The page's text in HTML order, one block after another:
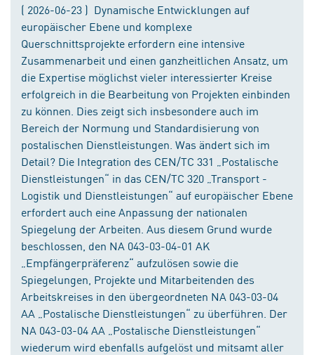
( 2026-06-23 ) Dynamische Entwicklungen auf
europäischer Ebene und komplexe
Querschnittsprojekte erfordern eine intensive
Zusammenarbeit und einen ganzheitlichen Ansatz, um
die Expertise möglichst vieler interessierter Kreise
erfolgreich in die Bearbeitung von Projekten einbinden
zu können. Dies zeigt sich insbesondere auch im
Bereich der Normung und Standardisierung von
postalischen Dienstleistungen. Was ändert sich im
Detail? Die Integration des CEN/TC 331 „Postalische
Dienstleistungen“ in das CEN/TC 320 „Transport -
Logistik und Dienstleistungen“ auf europäischer Ebene
erfordert auch eine Anpassung der nationalen
Spiegelung der Arbeiten. Aus diesem Grund wurde
beschlossen, den NA 043-03-04-01 AK
„Empfängerpräferenz“ aufzulösen sowie die
Spiegelungen, Projekte und Mitarbeitenden des
Arbeitskreises in den übergeordneten NA 043-03-04
AA „Postalische Dienstleistungen“ zu überführen. Der
NA 043-03-04 AA „Postalische Dienstleistungen“
wiederum wird ebenfalls aufgelöst und mitsamt aller